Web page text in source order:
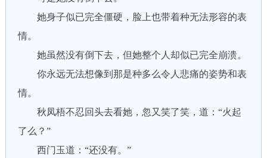
她身子似已完全僵硬，脸上也带着种无法形容的表
情。
她虽然没有倒下去，但她整个人却似已完全崩溃。
你永远无法想像到那是种多么令人悲痛的姿势和表
情。
秋凤梧不忍回头去看她，忽又笑了笑，道：“火起
了么？”
西门玉道：“还没有。”